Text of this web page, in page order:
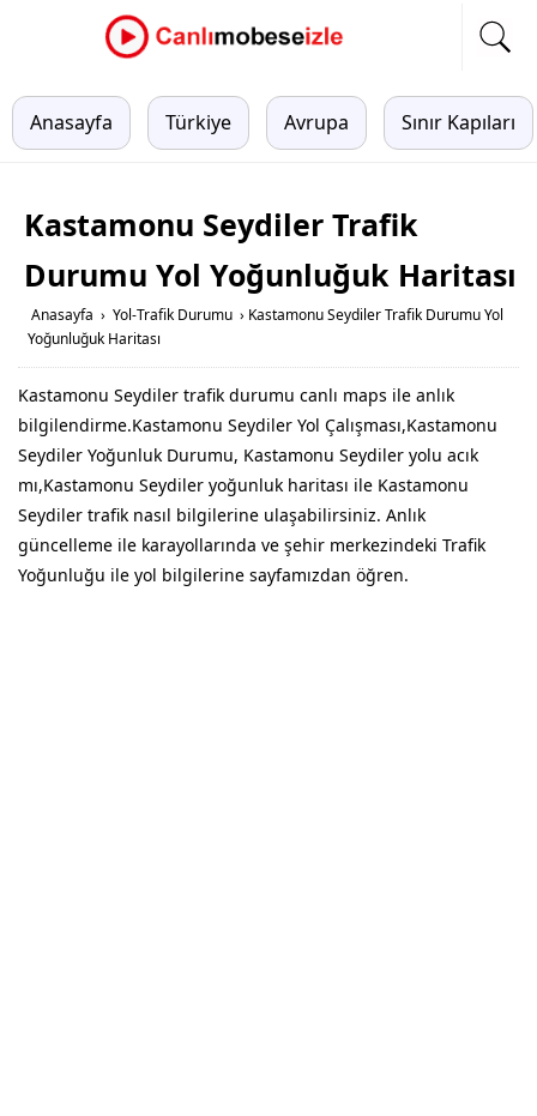
Anasayfa Türkiye Avrupa Sınır Kapıları
Kastamonu Seydiler Trafik
Durumu Yol Yoğunluğuk Haritası
Anasayfa › Yol-Trafik Durumu › Kastamonu Seydiler Trafik Durumu Yol
Yoğunluğuk Haritası
Kastamonu Seydiler trafik durumu canlı maps ile anlık
bilgilendirme.Kastamonu Seydiler Yol Çalışması,Kastamonu
Seydiler Yoğunluk Durumu, Kastamonu Seydiler yolu acık
mı,Kastamonu Seydiler yoğunluk haritası ile Kastamonu
Seydiler trafik nasıl bilgilerine ulaşabilirsiniz. Anlık
güncelleme ile karayollarında ve şehir merkezindeki Trafik
Yoğunluğu ile yol bilgilerine sayfamızdan öğren.